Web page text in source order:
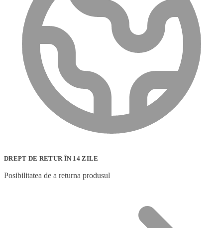
DREPT DE RETUR ÎN 14 ZILE
Posibilitatea de a returna produsul